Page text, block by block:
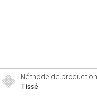
Méthode de production
Tissé